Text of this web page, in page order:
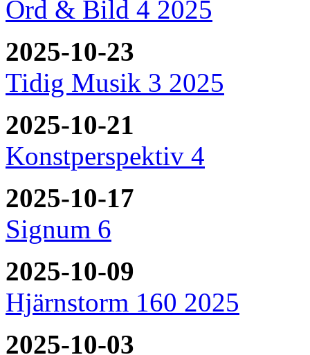
Ord & Bild 4 2025
2025-10-23
Tidig Musik 3 2025
2025-10-21
Konstperspektiv 4
2025-10-17
Signum 6
2025-10-09
Hjärnstorm 160 2025
2025-10-03